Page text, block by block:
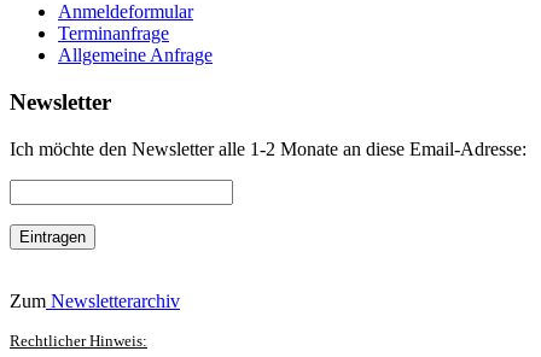
Anmeldeformular
Terminanfrage
Allgemeine Anfrage
Newsletter
Ich möchte den Newsletter alle 1-2 Monate an diese Email-Adresse:
Zum Newsletterarchiv
Rechtlicher Hinweis: